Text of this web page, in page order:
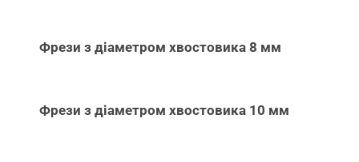
Фрези з діаметром хвостовика 8 мм
Фрези з діаметром хвостовика 10 мм